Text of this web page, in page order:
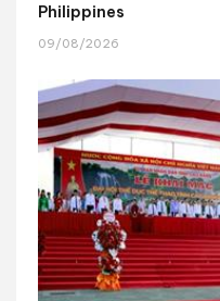
Philippines
09/08/2026